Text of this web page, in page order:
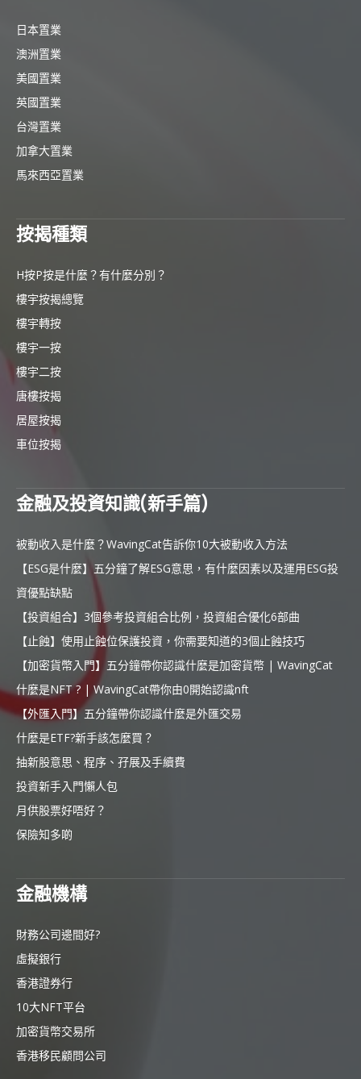
日本置業
澳洲置業
美國置業
英國置業
台灣置業
加拿大置業
馬來西亞置業
按揭種類
H按P按是什麼？有什麼分別？
樓宇按揭總覽
樓宇轉按
樓宇一按
樓宇二按
唐樓按揭
居屋按揭
車位按揭
金融及投資知識(新手篇)
被動收入是什麼？WavingCat告訴你10大被動收入方法
【ESG是什麼】五分鐘了解ESG意思，有什麼因素以及運用ESG投
資優點缺點
【投資組合】3個參考投資組合比例，投資組合優化6部曲
【止蝕】使用止蝕位保護投資，你需要知道的3個止蝕技巧
【加密貨幣入門】五分鐘帶你認識什麼是加密貨幣 | WavingCat
什麼是NFT ? | WavingCat帶你由0開始認識nft
【外匯入門】五分鐘帶你認識什麼是外匯交易
什麼是ETF?新手該怎麼買？
抽新股意思、程序、孖展及手續費
投資新手入門懶人包
月供股票好唔好？
保險知多啲
金融機構
財務公司邊間好?
虛擬銀行
香港證券行
10大NFT平台
加密貨幣交易所
香港移民顧問公司